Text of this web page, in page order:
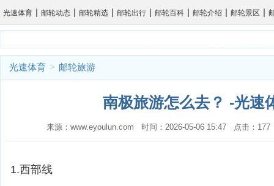
光速体育 | 邮轮动态 | 邮轮精选 | 邮轮出行 | 邮轮百科 | 邮轮介绍 | 邮轮景区 |
光速体育 > 邮轮旅游
南极旅游怎么去？ -光速
来源：www.eyoulun.com 时间：2026-05-06 15:47 点击：
1.西部线